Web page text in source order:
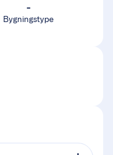
-
Bygningstype